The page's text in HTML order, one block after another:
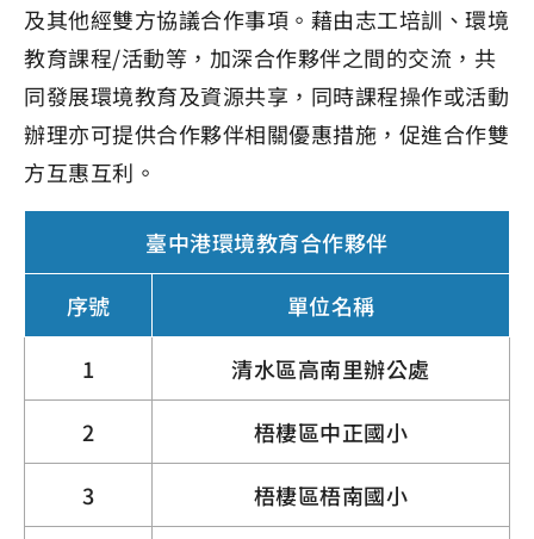
及其他經雙方協議合作事項。藉由志工培訓、環境
教育課程/活動等，加深合作夥伴之間的交流，共
同發展環境教育及資源共享，同時課程操作或活動
辦理亦可提供合作夥伴相關優惠措施，促進合作雙
方互惠互利。
臺中港環境教育合作夥伴
序號 單位名稱
1 清水區高南里辦公處
2 梧棲區中正國小
3 梧棲區梧南國小